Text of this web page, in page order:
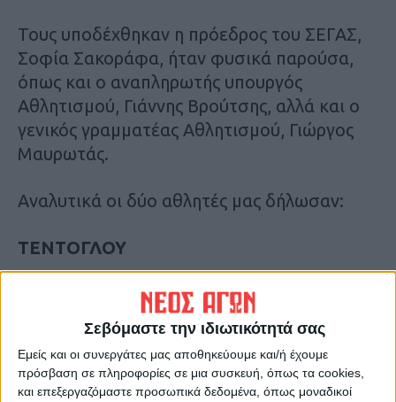
Σεβόμαστε την ιδιωτικότητά σας
Εμείς και οι συνεργάτες μας αποθηκεύουμε και/ή έχουμε
πρόσβαση σε πληροφορίες σε μια συσκευή, όπως τα cookies,
και επεξεργαζόμαστε προσωπικά δεδομένα, όπως μοναδικοί
Τους υποδέχθηκαν η πρόεδρος του ΣΕΓΑΣ,
Σοφία Σακοράφα, ήταν φυσικά παρούσα,
όπως και ο αναπληρωτής υπουργός
Αθλητισμού, Γιάννης Βρούτσης, αλλά και ο
γενικός γραμματέας Αθλητισμού, Γιώργος
Μαυρωτάς.
Aναλυτικά οι δύο αθλητές μας δήλωσαν:
ΤΕΝΤΟΓΛΟΥ
«Θέλω να πω για τα υπόλοιπα παιδιά της
αποστολής. Μπορεί εδώ να βλέπετε δύο
μετάλλια, όμως, υπάρχουν πολλά παιδιά
ακόμη που προσπαθούν για να πάνε στο
Παγκόσμιο Πρωτάθλημα και αυτό δεν είναι